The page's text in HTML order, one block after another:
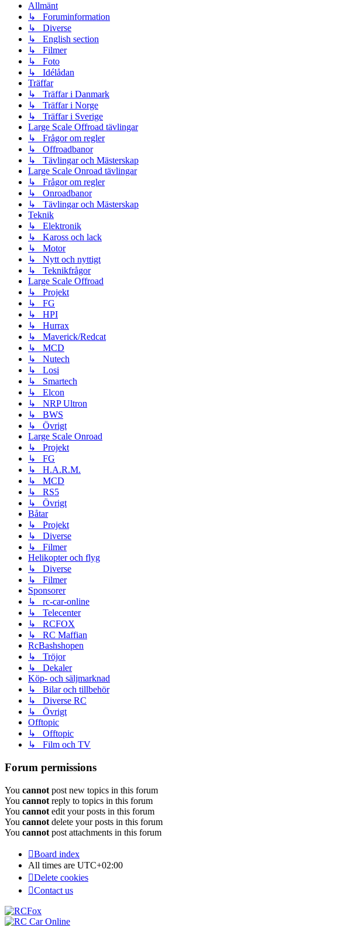
Allmänt
↳ Foruminformation
↳ Diverse
↳ English section
↳ Filmer
↳ Foto
↳ Idélådan
Träffar
↳ Träffar i Danmark
↳ Träffar i Norge
↳ Träffar i Sverige
Large Scale Offroad tävlingar
↳ Frågor om regler
↳ Offroadbanor
↳ Tävlingar och Mästerskap
Large Scale Onroad tävlingar
↳ Frågor om regler
↳ Onroadbanor
↳ Tävlingar och Mästerskap
Teknik
↳ Elektronik
↳ Kaross och lack
↳ Motor
↳ Nytt och nyttigt
↳ Teknikfrågor
Large Scale Offroad
↳ Projekt
↳ FG
↳ HPI
↳ Hurrax
↳ Maverick/Redcat
↳ MCD
↳ Nutech
↳ Losi
↳ Smartech
↳ Elcon
↳ NRP Ultron
↳ BWS
↳ Övrigt
Large Scale Onroad
↳ Projekt
↳ FG
↳ H.A.R.M.
↳ MCD
↳ RS5
↳ Övrigt
Båtar
↳ Projekt
↳ Diverse
↳ Filmer
Helikopter och flyg
↳ Diverse
↳ Filmer
Sponsorer
↳ rc-car-online
↳ Telecenter
↳ RCFOX
↳ RC Maffian
RcBashshopen
↳ Tröjor
↳ Dekaler
Köp- och säljmarknad
↳ Bilar och tillbehör
↳ Diverse RC
↳ Övrigt
Offtopic
↳ Offtopic
↳ Film och TV
Forum permissions
You cannot post new topics in this forum
You cannot reply to topics in this forum
You cannot edit your posts in this forum
You cannot delete your posts in this forum
You cannot post attachments in this forum
Board index
All times are UTC+02:00
Delete cookies
Contact us